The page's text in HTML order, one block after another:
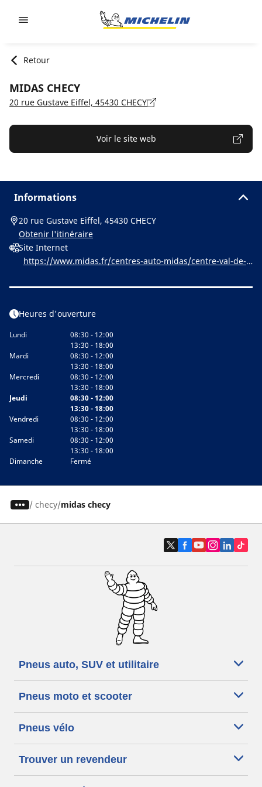
Retour
MIDAS CHECY
20 rue Gustave Eiffel, 45430 CHECY
Voir le site web
Informations
20 rue Gustave Eiffel, 45430 CHECY
Obtenir l'itinéraire
Site Internet
https://www.midas.fr/centres-auto-midas/centre-val-de-l
Heures d'ouverture
Lundi
08:30 - 12:00
13:30 - 18:00
Mardi
08:30 - 12:00
13:30 - 18:00
Mercredi
08:30 - 12:00
13:30 - 18:00
Jeudi
08:30 - 12:00
13:30 - 18:00
Vendredi
08:30 - 12:00
13:30 - 18:00
Samedi
08:30 - 12:00
13:30 - 18:00
Dimanche
Fermé
/ checy midas checy
Pneus auto, SUV et utilitaire
Pneus moto et scooter
Pneus vélo
Trouver un revendeur